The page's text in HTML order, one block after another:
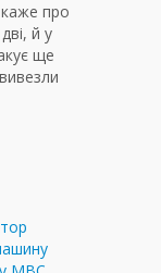
про
й у
ще